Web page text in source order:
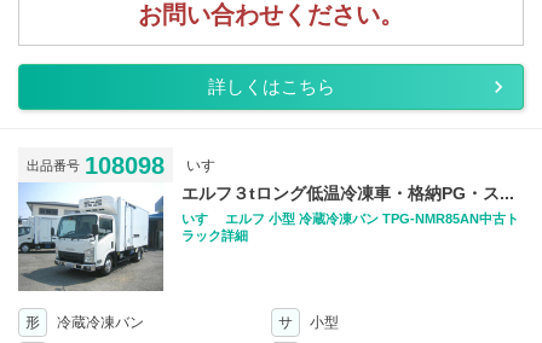
お問い合わせください。
詳しくはこちら
出品番号 108098 いすゞ
エルフ３tロング低温冷凍車・格納PG・ス...
いすゞ エルフ 小型 冷蔵冷凍バン TPG-NMR85AN中古ト
ラック詳細
形 冷蔵冷凍バン サ
小型